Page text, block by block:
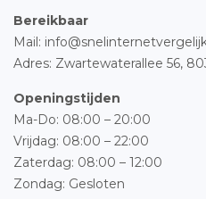
Bereikbaar
Mail:
Adres: Zwartewaterallee 56,
Openingstijden
Ma-Do: 08:00 – 20:00
Vrijdag: 08:00 – 22:00
Zaterdag: 08:00 – 12:00
Zondag: Gesloten